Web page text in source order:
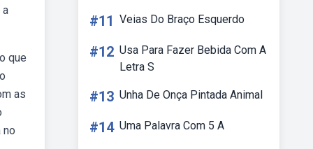
a
que
as
no
#11 Veias Do Braço Esquerdo
#12 Usa Para Fazer Bebida Com A
Letra S
#13 Unha De Onça Pintada Animal
#14 Uma Palavra Com 5 A